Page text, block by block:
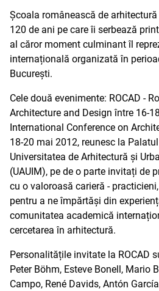
Școala românească de
120 de ani pe care îi serbează
al căror moment culminant îl
internațională organizată în
București.
Cele două evenimente: ROCAD -
Architecture and Design între 16-
International Conference on
18-20 mai 2012, reunesc la
Universitatea de Arhitectură și
(UAUIM), pe de o parte invitați de
cu o valoroasă carieră -
pentru a ne împărtăși din
comunitatea academică
cercetarea în arhitectură.
Personalitățile invitate la ROCAD
Peter Böhm, Esteve Bonell, Mario
Campo, René Davids, Antón